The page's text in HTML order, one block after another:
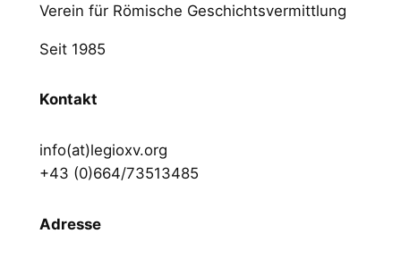
Verein für Römische Geschichtsvermittlung
Seit 1985
Kontakt
info(at)legioxv.org
+43 (0)664/73513485
Adresse